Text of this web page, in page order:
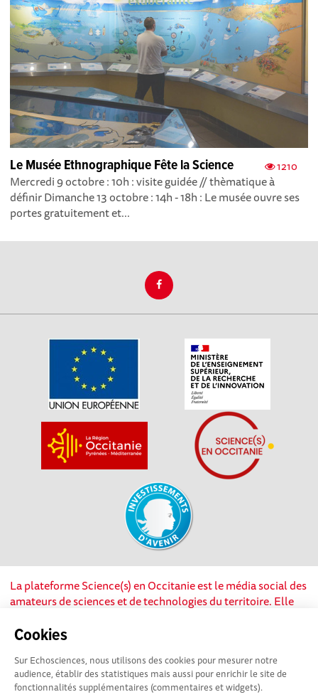
Cookies
Sur Echosciences, nous utilisons des cookies pour mesurer notre
audience, établir des statistiques mais aussi pour enrichir le site de
fonctionnalités supplémentaires (commentaires et widgets).
1210
Le Musée Ethnographique Fête la Science
Mercredi 9 octobre : 10h : visite guidée // thèmatique à
définir Dimanche 13 octobre : 14h - 18h : Le musée ouvre ses
portes gratuitement et...
La plateforme Science(s) en Occitanie est le média social des
amateurs de sciences et de technologies du territoire. Elle
soutien de nombreux acteurs locaux. Ce projet est cofinancé
l’Union européenne via les fonds européen de
développement régional. Science(s) en Occitanie est une